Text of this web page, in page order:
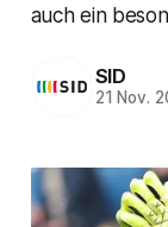
auch ein
SID
21 Nov.